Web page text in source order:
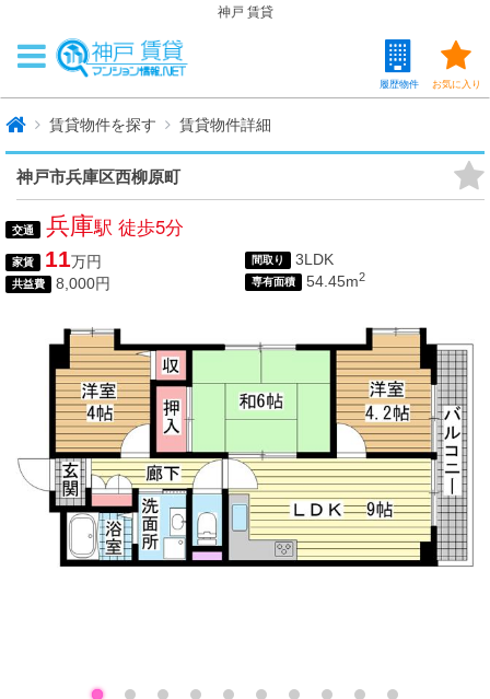
神戸 賃貸
お気に入り
履歴物件
賃貸物件を探す 賃貸物件詳細
神戸市兵庫区西柳原町
交通 兵庫駅 徒歩5分
家賃 11万円
共益費 8,000円
間取り 3LDK
専有面積 54.45m2